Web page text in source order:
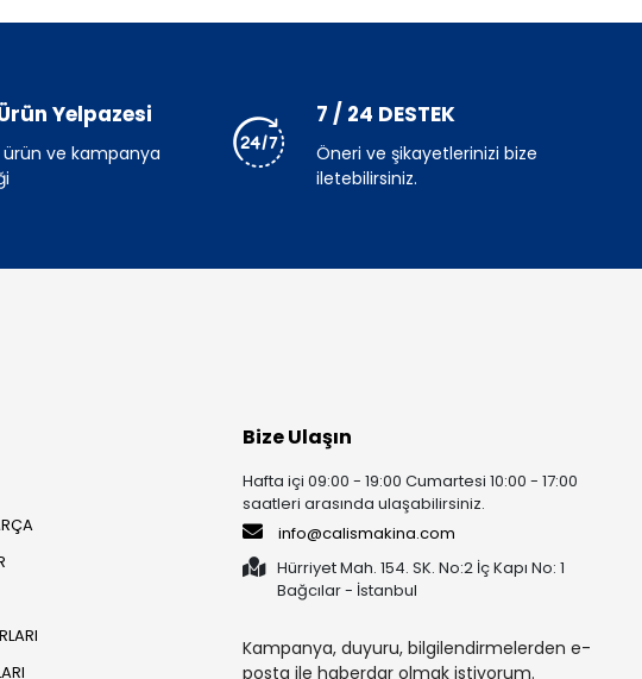
Yelpazesi
ürün ve kampanya
7 / 24 DESTEK
Öneri ve şikayetlerinizi bize
iletebilirsiniz.
Bize Ulaşın
Hafta içi 09:00 - 19:00 Cumartesi 10:00 - 17:00
saatleri arasında ulaşabilirsiniz.
info@calismakina.com
Hürriyet Mah. 154. SK. No:2 İç Kapı No: 1
Bağcılar - İstanbul
Kampanya, duyuru, bilgilendirmelerden e-
posta ile haberdar olmak istiyorum.